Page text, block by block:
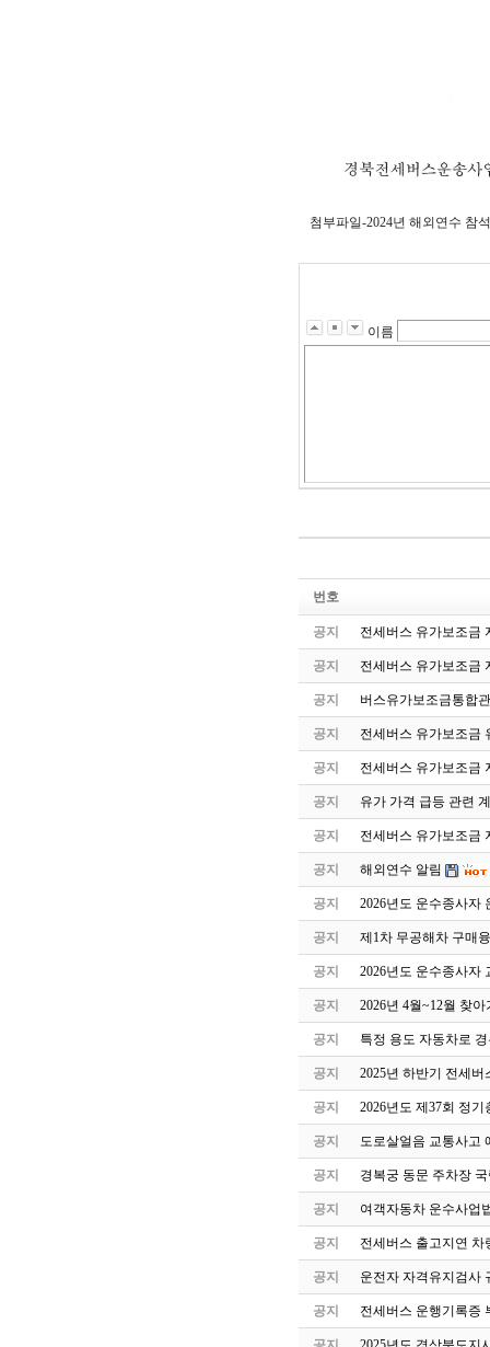
첨부파일-2024년 해외연수 참
이름
번호
공지 전세버스 유가보조금
공지 전세버스 유가보조금
공지 버스유가보조금통합
공지 전세버스 유가보조금
공지 전세버스 유가보조금
공지 유가 가격 급등 관련
공지 전세버스 유가보조금
공지 해외연수 알림
공지 2026년도 운수종사자
공지 제1차 무공해차 구매
공지 2026년도 운수종사자
공지 2026년 4월~12월 찾
공지 특정 용도 자동차로
공지 2025년 하반기 전세
공지 2026년도 제37회 정기
공지 도로살얼음 교통사고
공지 경복궁 동문 주차장
공지 여객자동차 운수사업
공지 전세버스 출고지연 차
공지 운전자 자격유지검사
공지 전세버스 운행기록증